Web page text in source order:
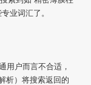
业词汇了。
用户而言不合适，
析）将搜索返回的